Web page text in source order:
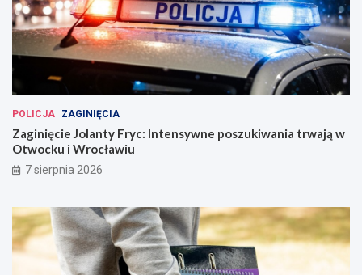
POLICJA ZAGINIĘCIA
Zaginięcie Jolanty Fryc: Intensywne poszukiwania trwają w
Otwocku i Wrocławiu
7 sierpnia 2026